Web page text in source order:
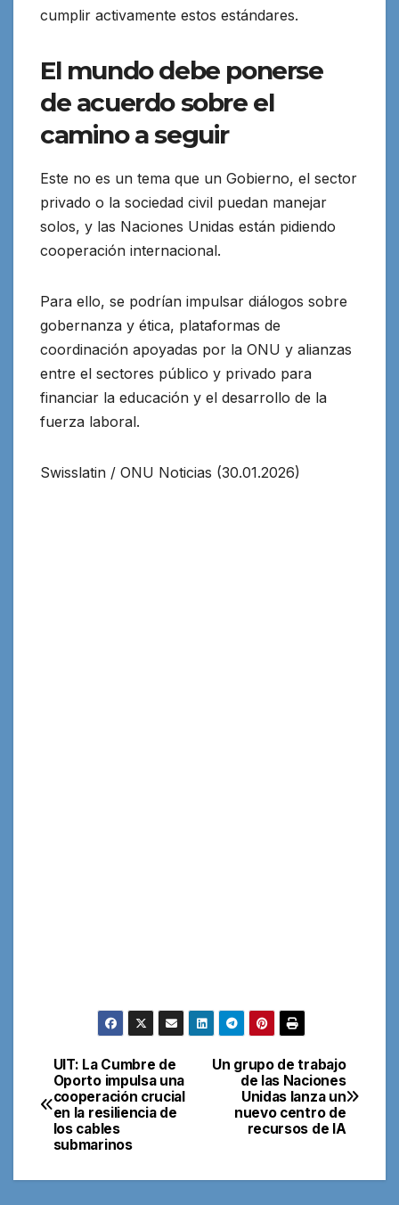
cumplir activamente estos estándares.
El mundo debe ponerse
de acuerdo sobre el
camino a seguir
Este no es un tema que un Gobierno, el sector
privado o la sociedad civil puedan manejar
solos, y las Naciones Unidas están pidiendo
cooperación internacional.
Para ello, se podrían impulsar diálogos sobre
gobernanza y ética, plataformas de
coordinación apoyadas por la ONU y alianzas
entre el sectores público y privado para
financiar la educación y el desarrollo de la
fuerza laboral.
Swisslatin / ONU Noticias (30.01.2026)
Navegación
de
entradas
Un grupo de trabajo
de las Naciones
Unidas lanza un
nuevo centro de
recursos de IA
UIT: La Cumbre de
Oporto impulsa una
cooperación crucial
en la resiliencia de
los cables
submarinos